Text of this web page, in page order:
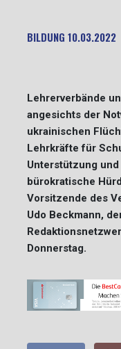
BILDUNG 10.03.2022
Lehrerverbände
angesichts der
ukrainischen
Lehrkräfte für
Unterstützung
bürokratische
Vorsitzende des
Udo Beckmann,
Donnerstag.